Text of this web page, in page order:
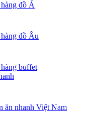
đồ Á
đồ Âu
buffet
ăn nhanh Việt Nam